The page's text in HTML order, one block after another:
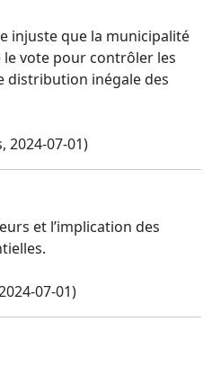
injuste que la municipalité
vote pour contrôler les
distribution inégale des
2024-07-01)
et l’implication des
07-01)